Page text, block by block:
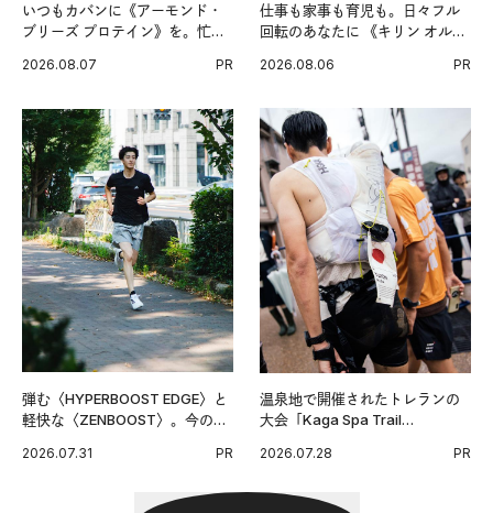
いつもカバンに《アーモンド・
ブリーズ プロテイン》を。忙し
グ習慣。
2026.08.07 PR
仕事も家事も育児も。日々フル
回転のあなたに 《キリン オルニ
2026.08.06 PR
弾む〈HYPERBOOST EDGE〉と
軽快な〈ZENBOOST〉。今の時
出した新機軸。
2026.07.31 PR
温泉地で開催されたトレランの
大会「Kaga Spa Trail
戦を夢見るランナーたちの奮闘
2026.07.28 PR